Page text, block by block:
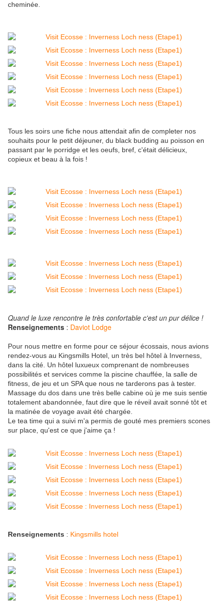
cheminée.
Tous les soirs une fiche nous attendait afin de completer nos
souhaits pour le petit déjeuner, du black budding au poisson en
passant par le porridge et les oeufs, bref, c'était délicieux,
copieux et beau à la fois !
Quand le luxe rencontre le très confortable c'est un pur délice !
Renseignements : Daviot Lodge
Pour nous mettre en forme pour ce séjour écossais, nous avions
rendez-vous au Kingsmills Hotel, un très bel hôtel à Inverness,
dans la cité. Un hôtel luxueux comprenant de nombreuses
possibilités et services comme la piscine chauffée, la salle de
fitness, de jeu et un SPA que nous ne tarderons pas à tester.
Massage du dos dans une très belle cabine où je me suis sentie
totalement abandonnée, faut dire que le réveil avait sonné tôt et
la matinée de voyage avait été chargée.
Le tea time qui a suivi m'a permis de gouté mes premiers scones
sur place, qu'est ce que j'aime ça !
Renseignements : Kingsmills hotel